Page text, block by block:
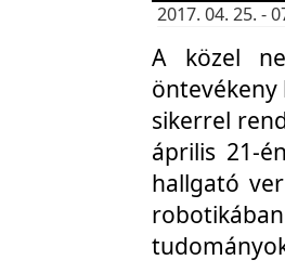
2017. 04. 25. -
A közel
öntevékeny
sikerrel
április 21-
hallgató